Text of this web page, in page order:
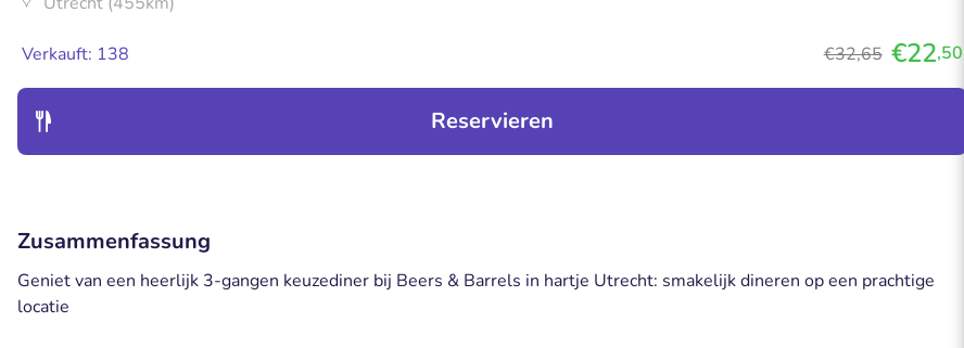
Verkauft: 138 €32,65 €22,50
Reservieren
Zusammenfassung
Geniet van een heerlijk 3-gangen keuzediner bij Beers & Barrels in hartje Utrecht: smakelijk dineren op een prachtige
locatie